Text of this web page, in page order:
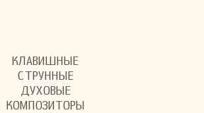
КЛАВИШНЫЕ
СТРУННЫЕ
ДУХОВЫЕ
КОМПОЗИТОРЫ